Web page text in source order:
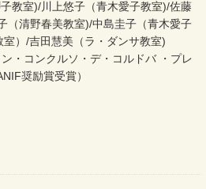
教室)/川上悠子（青木愛子教室)/佐藤
（清野春美教室)/中島圭子（青木愛子
）/吉田慧美（ラ・ダンサ教室)
・コンクルソ・デ・コルドバ ・プレ
奨励賞受賞）